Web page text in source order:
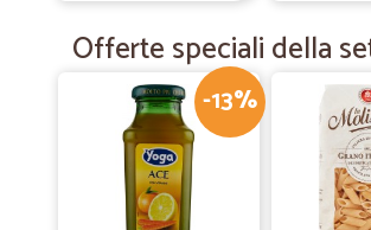
Offerte speciali della
-13%